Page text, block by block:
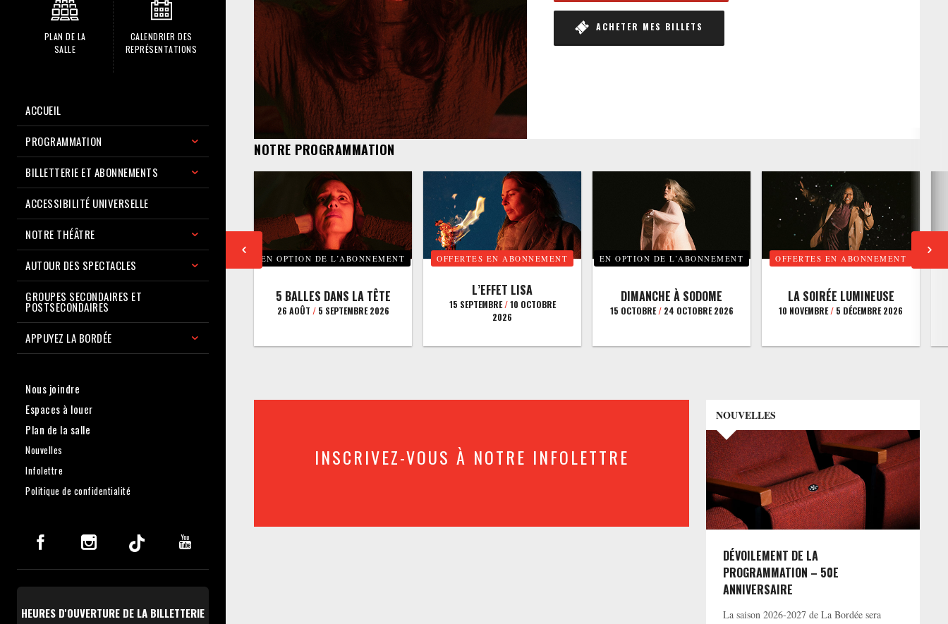
PLAN DE LA
SALLE
CALENDRIER DES
REPRÉSENTATIONS
ACCUEIL
PROGRAMMATION
BILLETTERIE ET ABONNEMENTS
ACCESSIBILITÉ UNIVERSELLE
NOTRE THÉÂTRE
AUTOUR DES SPECTACLES
GROUPES SECONDAIRES ET
POSTSECONDAIRES
APPUYEZ LA BORDÉE
Nous joindre
Espaces à louer
Plan de la salle
Nouvelles
Infolettre
Politique de confidentialité
HEURES D'OUVERTURE DE LA BILLETTERIE
ACHETER MES BILLETS
NOTRE PROGRAMMATION
EN OPTION DE L’ABONNEMENT
5 BALLES DANS LA TÊTE
26 AOÛT /5 SEPTEMBRE 2026
OFFERTES EN ABONNEMENT
L’EFFET LISA
15 SEPTEMBRE/10 OCTOBRE
2026
EN OPTION DE L’ABONNEMENT
DIMANCHE À SODOME
15 OCTOBRE/24 OCTOBRE 2026
OFFERTES EN ABONNEMENT
LA SOIRÉE LUMINEUSE
10 NOVEMBRE/ 5 DÉCEMBRE 2026
INSCRIVEZ-VOUS À NOTRE INFOLETTRE
NOUVELLES
DÉVOILEMENT DE LA
PROGRAMMATION – 50E
ANNIVERSAIRE
La saison 2026-2027 de La Bordée sera